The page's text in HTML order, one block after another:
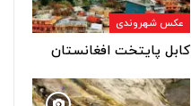
عکس شهروندی
کابل پایتخت افغانستان